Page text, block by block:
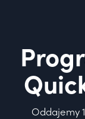
Oddajemy